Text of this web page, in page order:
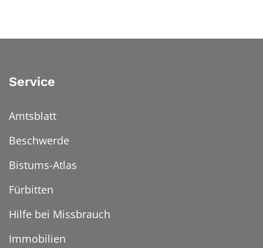
Service
Amtsblatt
Beschwerde
Bistums-Atlas
Fürbitten
Hilfe bei Missbrauch
Immobilien